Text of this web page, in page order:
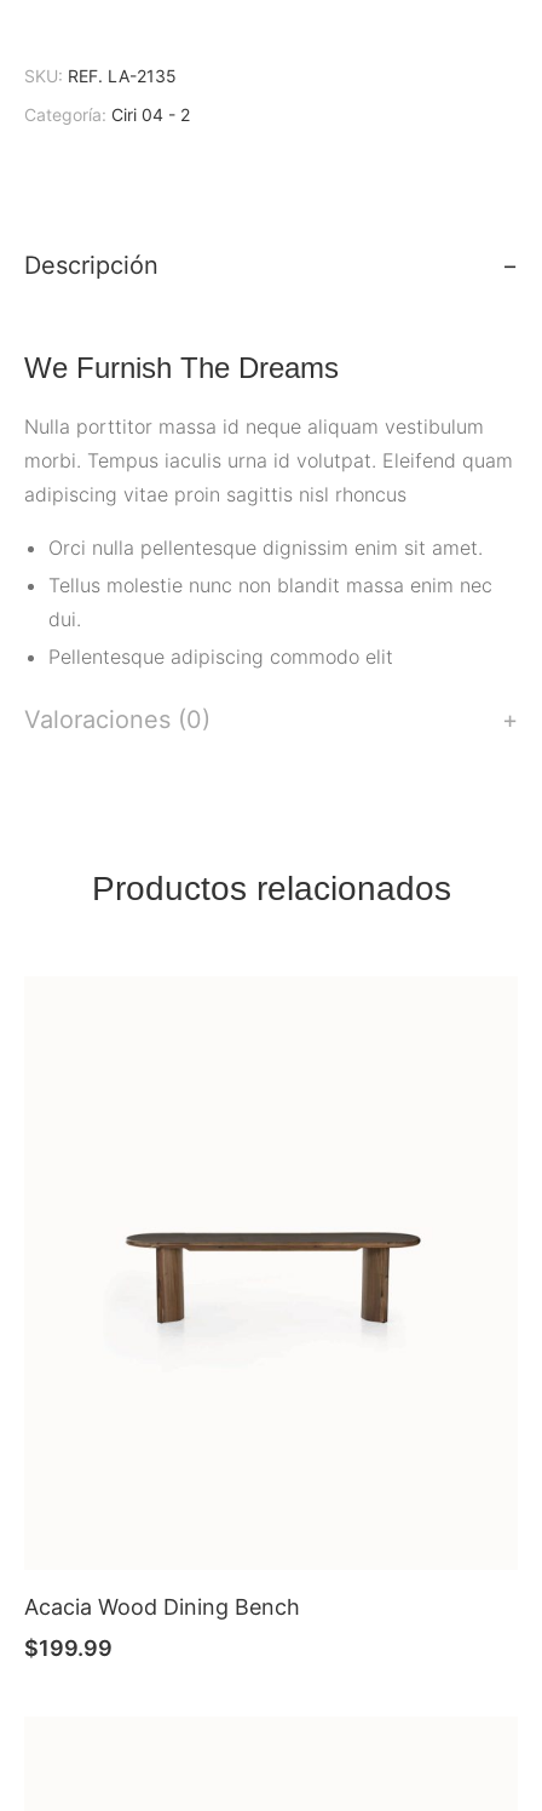
SKU: REF. LA-2135
Categoría: Ciri 04 - 2
Descripción
We Furnish The Dreams
Nulla porttitor massa id neque aliquam vestibulum
morbi. Tempus iaculis urna id volutpat. Eleifend quam
adipiscing vitae proin sagittis nisl rhoncus
Orci nulla pellentesque dignissim enim sit amet.
Tellus molestie nunc non blandit massa enim nec
dui.
Pellentesque adipiscing commodo elit
Valoraciones (0)
Productos relacionados
Acacia Wood Dining Bench
$199.99